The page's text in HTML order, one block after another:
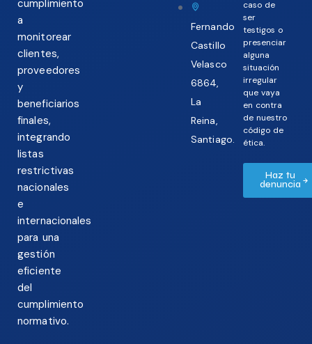
cumplimiento
a
monitorear
clientes,
proveedores
y
beneficiarios
finales,
integrando
listas
restrictivas
nacionales
e
internacionales
para una
gestión
eficiente
del
cumplimiento
normativo.
Fernando
Castillo
Velasco
6864,
La
Reina,
Santiago.
caso de
ser
testigos o
presenciar
alguna
situación
irregular
que vaya
en contra
de nuestro
código de
ética.
Haz tu
denuncia